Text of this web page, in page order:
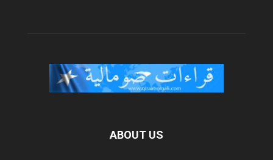
ABOUT US